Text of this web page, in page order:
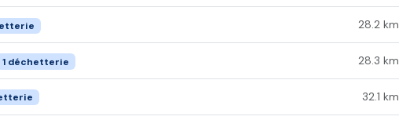
28.2 km
1 déchetterie 28.3 km
32.1 km